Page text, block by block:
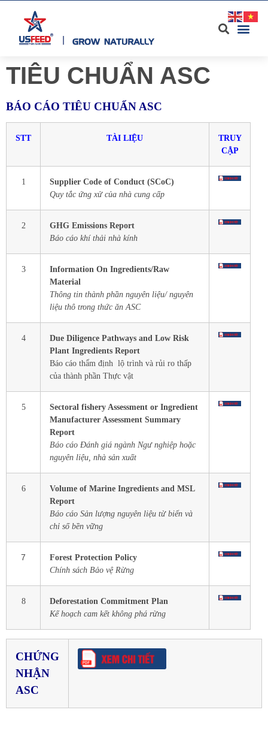
TIÊU CHUẨN ASC
BÁO CÁO TIÊU CHUẨN ASC
STT TÀI LIỆU
TRUY
CẬP
1
Supplier Code of Conduct (SCoC)
Quy tắc ứng xử của nhà cung cấp
2
GHG Emissions Report
Báo cáo khí thải nhà kính
3
Information On Ingredients/Raw
Material
Thông tin thành phần nguyên liệu/ nguyên
liệu thô trong thức ăn ASC
4
Due Diligence Pathways and Low Risk
Plant Ingredients Report
Báo cáo thẩm định lộ trình và rủi ro thấp
của thành phần Thực vật
5
Sectoral fishery Assessment or Ingredient
Manufacturer Assessment Summary
Report
Báo cáo Đánh giá ngành Ngư nghiệp hoặc
nguyên liệu, nhà sản xuất
6
Volume of Marine Ingredients and MSL
Report
Báo cáo Sản lượng nguyên liệu từ biển và
chỉ số bền vững
7
Forest Protection Policy
Chính sách Bảo vệ Rừng
8
Deforestation Commitment Plan
Kế hoạch cam kết không phá rừng
CHỨNG
NHẬN
ASC